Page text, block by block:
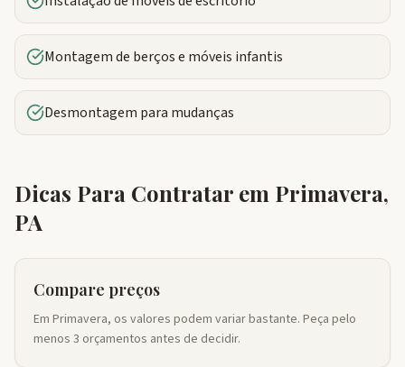
Montagem de berços e móveis infantis
Desmontagem para mudanças
Dicas Para Contratar em Primavera,
PA
Compare preços
Em Primavera, os valores podem variar bastante. Peça pelo
menos 3 orçamentos antes de decidir.